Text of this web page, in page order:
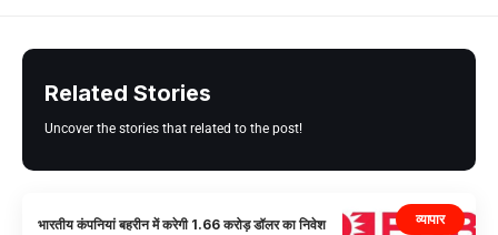
Related Stories
Uncover the stories that related to the post!
व्यापार
भारतीय कंपनियां बहरीन में करेगी 1.66 करोड़ डॉलर का निवेश